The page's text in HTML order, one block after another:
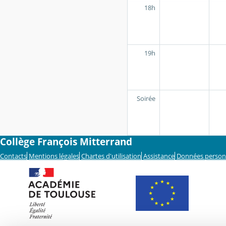
18h
19h
Soirée
Collège François Mitterrand
Contacts Mentions légales Chartes d'utilisation Assistance Données